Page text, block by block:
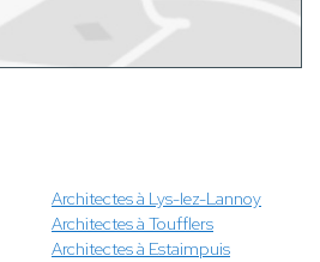
Architectes à Lys-lez-Lannoy
Architectes à Toufflers
Architectes à Estaimpuis